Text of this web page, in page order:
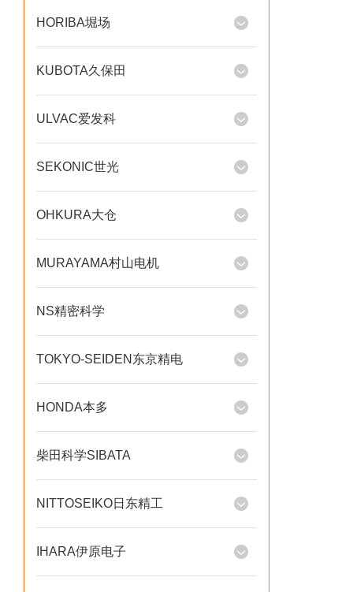
HORIBA堀场
KUBOTA久保田
ULVAC爱发科
SEKONIC世光
OHKURA大仓
MURAYAMA村山电机
NS精密科学
TOKYO-SEIDEN东京精电
HONDA本多
柴田科学SIBATA
NITTOSEIKO日东精工
IHARA伊原电子